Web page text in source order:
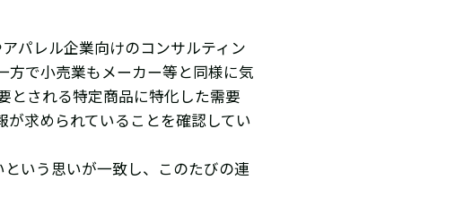
パレル企業向けのコンサルティン
方で小売業もメーカー等と同様に気
とされる特定商品に特化した需要
求められていることを確認してい
いう思いが一致し、このたびの連